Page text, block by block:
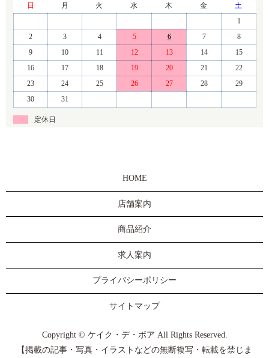
日
月 火 水 木 金
土
1
2
3 4 5 6 7
8
9
10 11 12 13 14
15
16
17 18 19 20 21
22
23
24 25 26 27 28
29
30
31
定休日
HOME
店舗案内
商品紹介
求人案内
プライバシーポリシー
サイトマップ
Copyright © ケイク・デ・ボア All Rights Reserved.
【掲載の記事・写真・イラストなどの無断複写・転載を禁じま